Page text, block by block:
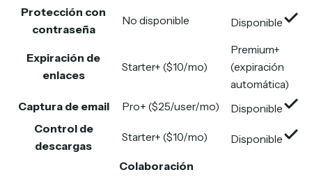
Protección con
contraseña
No disponible Disponible
Expiración de
enlaces
Starter+ ($10/mo)
Premium+
(expiración
automática)
Captura de email
Pro+ ($25/user/mo)
Disponible
Control de
descargas
Starter+ ($10/mo) Disponible
Colaboración